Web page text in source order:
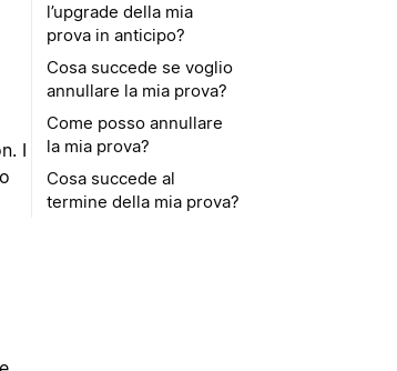
I
l’upgrade della mia
prova in anticipo?
Cosa succede se voglio
annullare la mia prova?
Come posso annullare
la mia prova?
Cosa succede al
termine della mia prova?